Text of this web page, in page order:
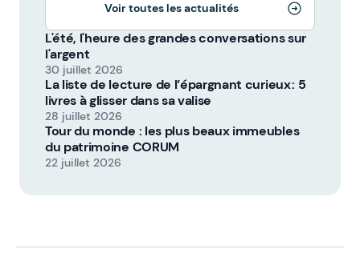
Voir toutes les actualités
L'été, l'heure des grandes conversations sur
l'argent
30 juillet 2026
La liste de lecture de l’épargnant curieux : 5
livres à glisser dans sa valise
28 juillet 2026
Tour du monde : les plus beaux immeubles
du patrimoine CORUM
22 juillet 2026